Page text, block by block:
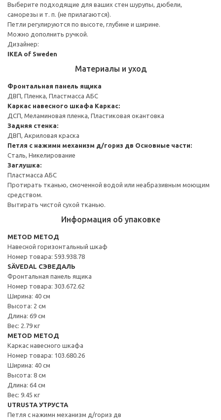
Выберите подходящие для ваших стен шурупы, дюбели,
саморезы и т. п. (не прилагаются).
Петли регулируются по высоте, глубине и ширине.
Можно дополнить ручкой.
Дизайнер:
IKEA of Sweden
Материалы и уход
Фронтальная панель ящика
ДВП, Пленка, Пластмасса АБС
Каркас навесного шкафа Каркас:
ДСП, Меламиновая пленка, Пластиковая окантовка
Задняя стенка:
ДВП, Акриловая краска
Петля с нажимн механизм д/гориз дв Основные части:
Сталь, Никелирование
Заглушка:
Пластмасса АБС
Протирать тканью, смоченной водой или неабразивным моющим
средством.
Вытирать чистой сухой тканью.
Информация об упаковке
METOD МЕТОД
Навесной горизонтальный шкаф
Номер товара: 593.938.78
SÄVEDAL СЭВЕДАЛЬ
Фронтальная панель ящика
Номер товара: 303.672.62
Ширина: 40 см
Высота: 2 см
Длина: 69 см
Вес: 2.79 кг
METOD МЕТОД
Каркас навесного шкафа
Номер товара: 103.680.26
Ширина: 40 см
Высота: 8 см
Длина: 64 см
Вес: 9.45 кг
UTRUSTA УТРУСТА
Петля с нажимн механизм д/гориз дв